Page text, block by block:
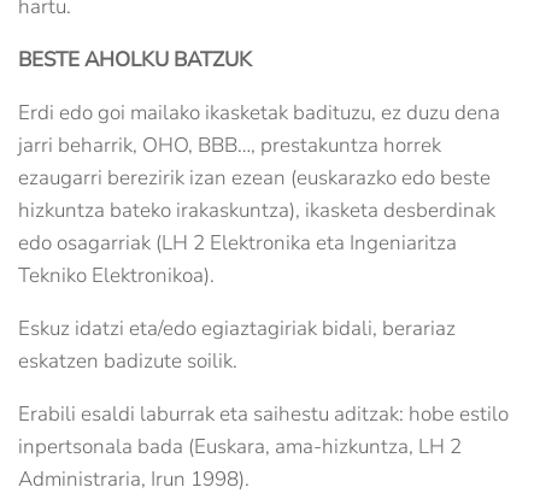
hartu.
BESTE AHOLKU BATZUK
Erdi edo goi mailako ikasketak badituzu, ez duzu dena
jarri beharrik, OHO, BBB…, prestakuntza horrek
ezaugarri berezirik izan ezean (euskarazko edo beste
hizkuntza bateko irakaskuntza), ikasketa desberdinak
edo osagarriak (LH 2 Elektronika eta Ingeniaritza
Tekniko Elektronikoa).
Eskuz idatzi eta/edo egiaztagiriak bidali, berariaz
eskatzen badizute soilik.
Erabili esaldi laburrak eta saihestu aditzak: hobe estilo
inpertsonala bada (Euskara, ama-hizkuntza, LH 2
Administraria, Irun 1998).